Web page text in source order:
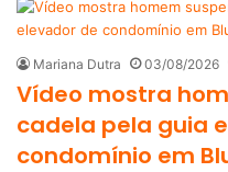
Mariana Dutra 03/08/2026
Vídeo mostra
cadela pela guia
condomínio em